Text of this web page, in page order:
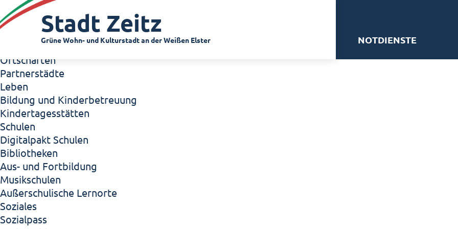
Zeitz - Die Kleinstadt
Willkommen in Zeitz!
Interview mit Oberbürgermeister Christian Thieme
Zeitz - Stadt der Zukunft
Ortschaften
Partnerstädte
Leben
Bildung und Kinderbetreuung
Kindertagesstätten
Schulen
Digitalpakt Schulen
Bibliotheken
Aus- und Fortbildung
Musikschulen
Außerschulische Lernorte
Soziales
Sozialpass
Stadt Zeitz
Grüne Wohn- und Kulturstadt an der Weißen Elster NOTDIENSTE